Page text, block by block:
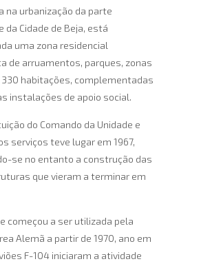
na urbanização da parte
da Cidade de Beja, está
uma zona residencial
de arruamentos, parques, zonas
330 habitações, complementadas
instalações de apoio social.
do Comando da Unidade e
serviços teve lugar em 1967,
se no entanto a construção das
que vieram a terminar em
começou a ser utilizada pela
Alemã a partir de 1970, ano em
F-104 iniciaram a atividade